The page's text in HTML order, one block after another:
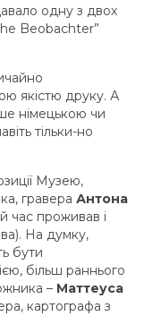
одну з двох
Beobachter”
якістю друку. А
німецькою чи
тільки-но
Музею,
гравера Антона
час проживав і
На думку,
бути
більш раннього
– Маттеуса
картографа з